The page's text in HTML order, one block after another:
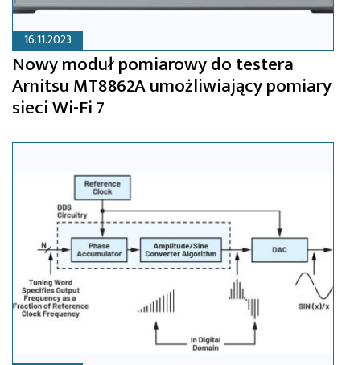
16.11.2023
Nowy moduł pomiarowy do testera
Arnitsu MT8862A umożliwiający pomiary
sieci Wi-Fi 7